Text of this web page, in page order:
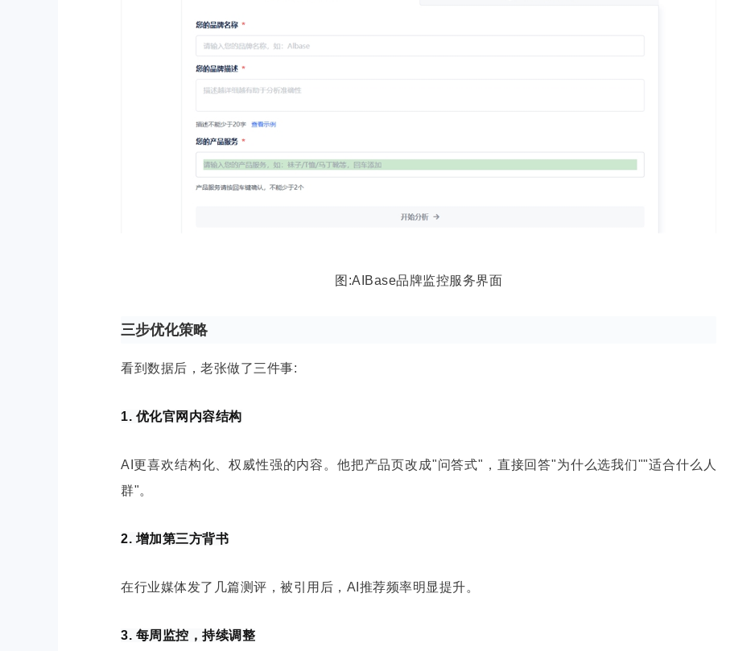
图:AIBase品牌监控服务界面
三步优化策略
看到数据后，老张做了三件事:
1. 优化官网内容结构
AI更喜欢结构化、权威性强的内容。他把产品页改成"问答式"，直接回答"为什么选我们""适合什么人
群"。
2. 增加第三方背书
在行业媒体发了几篇测评，被引用后，AI推荐频率明显提升。
3. 每周监控，持续调整